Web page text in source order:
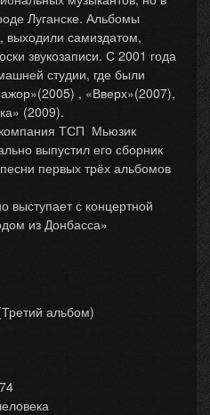
Луганске. Альбомы
выходили самиздатом,
звукозаписи. С 2001 года
студии, где были
, «Вверх»(2007),
(2009).
ТСП Мьюзик
выпустил его сборник
первых трёх альбомов
с концертной
из Донбасса»
альбом)